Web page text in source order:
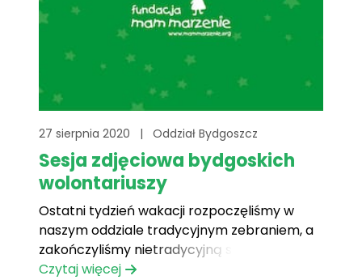
27 sierpnia 2020 | Oddział Bydgoszcz
Sesja zdjęciowa bydgoskich
wolontariuszy
Ostatni tydzień wakacji rozpoczęliśmy w
naszym oddziale tradycyjnym zebraniem, a
zakończyliśmy nietradycyjną sesją
zdjęciową :-) Dzięki uprzejmości
Czytaj więcej